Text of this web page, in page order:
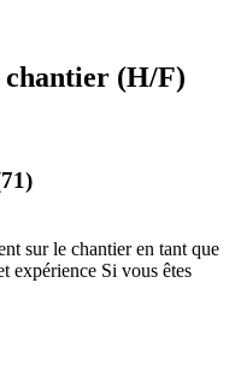
(H/F)
sur le chantier en tant que
expérience Si vous êtes